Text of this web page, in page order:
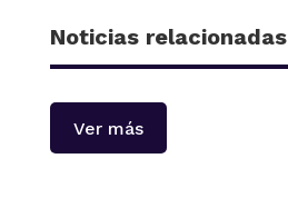
Noticias relacionadas
Ver más